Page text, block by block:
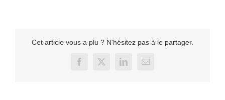
Cet article vous a plu ? N'hésitez pas à le partager.
Facebook
X LinkedInEmail